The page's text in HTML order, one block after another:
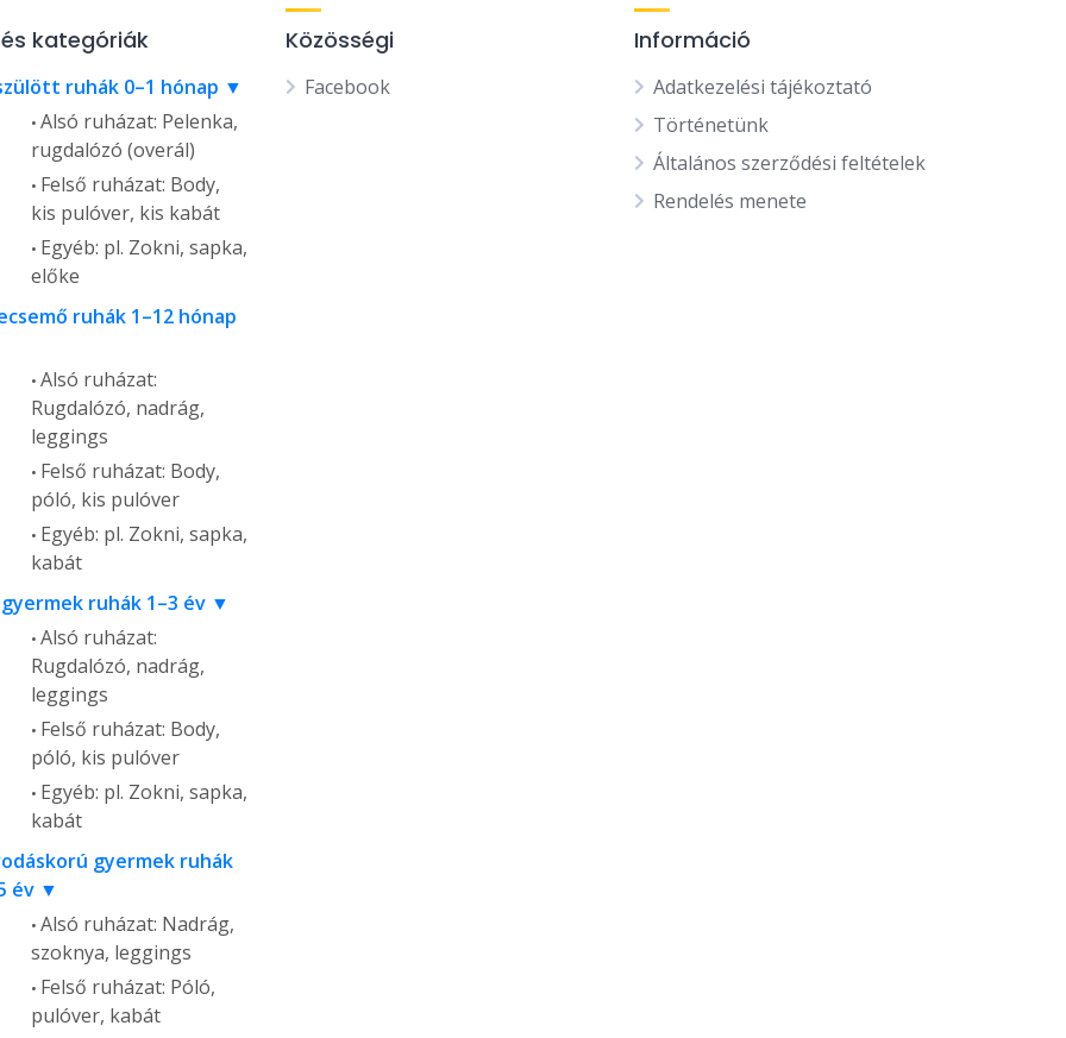
kategóriák
ruhák 0–1 hónap
Alsó ruházat: Pelenka,
rugdalózó (overál)
Felső ruházat: Body,
kis pulóver, kis kabát
Egyéb: pl. Zokni, sapka,
előke
ruhák 1–12 hónap
Alsó ruházat:
Rugdalózó, nadrág,
leggings
Felső ruházat: Body,
póló, kis pulóver
Egyéb: pl. Zokni, sapka,
kabát
ruhák 1–3 év
Alsó ruházat:
Rugdalózó, nadrág,
leggings
Felső ruházat: Body,
póló, kis pulóver
Egyéb: pl. Zokni, sapka,
kabát
gyermek ruhák
év
Alsó ruházat: Nadrág,
szoknya, leggings
Felső ruházat: Póló,
pulóver, kabát
Közösségi
Facebook
Információ
Adatkezelési tájékoztató
Történetünk
Általános szerződési feltételek
Rendelés menete